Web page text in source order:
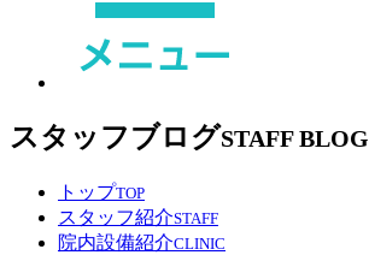
スタッフブログSTAFF BLOG
トップTOP
スタッフ紹介STAFF
院内設備紹介CLINIC